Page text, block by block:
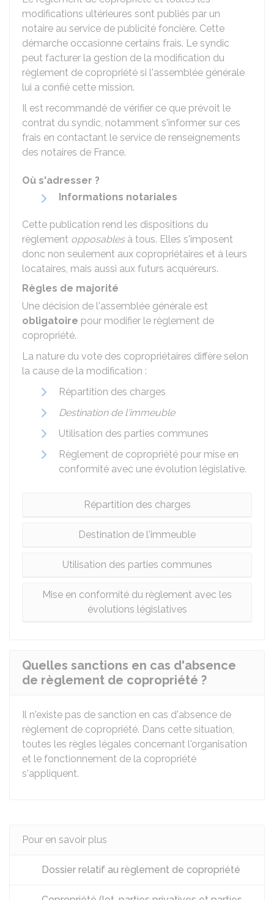
modifications ultérieures sont publiés par un
notaire au service de publicité foncière. Cette
démarche occasionne certains frais. Le syndic
peut facturer la gestion de la modification du
règlement de copropriété si l'assemblée générale
lui a confié cette mission.
Il est recommandé de vérifier ce que prévoit le
contrat du syndic, notamment s'informer sur ces
frais en contactant le service de renseignements
des notaires de France.
Où s'adresser ?
Informations notariales
Cette publication rend les dispositions du
règlement opposablesà tous. Elles s'imposent
donc non seulement aux copropriétaires et à leurs
locataires, mais aussi aux futurs acquéreurs.
Règles de majorité
Une décision de l'assemblée générale est
obligatoire pour modifier le règlement de
copropriété.
La nature du vote des copropriétaires diffère selon
la cause de la modification :
Répartition des charges
Destination de l'immeuble
Utilisation des parties communes
Règlement de copropriété pour mise en
conformité avec une évolution législative.
Répartition des charges
Destination de l'immeuble
Utilisation des parties communes
Mise en conformité du règlement avec les
évolutions législatives
Quelles sanctions en cas d'absence
de règlement de copropriété ?
Il n'existe pas de sanction en cas d'absence de
règlement de copropriété. Dans cette situation,
toutes les règles légales concernant l'organisation
et le fonctionnement de la copropriété
s'appliquent.
Pour en savoir plus
Dossier relatif au règlement de copropriété